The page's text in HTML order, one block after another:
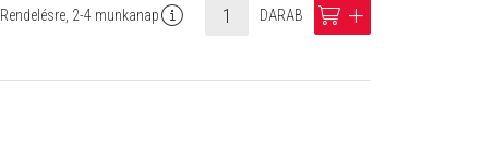
Rendelésre, 2-4 munkanapinfo DARAB cart add